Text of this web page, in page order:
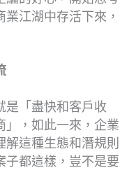
江湖中存活下來，
是「盡快和客戶收
」，如此一來，企業
這種生態和潛規則
子都這樣，豈不是要